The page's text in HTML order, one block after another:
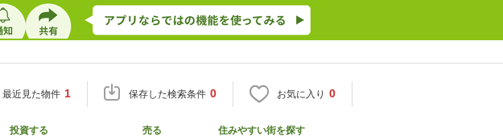
最近見た物件 1 保存した検索条件 0 お気に入り 0
投資する 売る 住みやすい街を探す